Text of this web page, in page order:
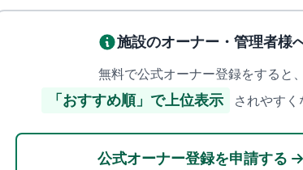
施設のオーナー・管理者様
無料で公式オーナー登録をすると、
「おすすめ順」で上位表示 されやすく
公式オーナー登録を申請する